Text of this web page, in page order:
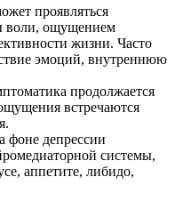
проявляться
воли, ощущением
жизни. Часто
эмоций, внутреннюю
продолжается
встречаются
фоне депрессии
системы,
аппетите, либидо,